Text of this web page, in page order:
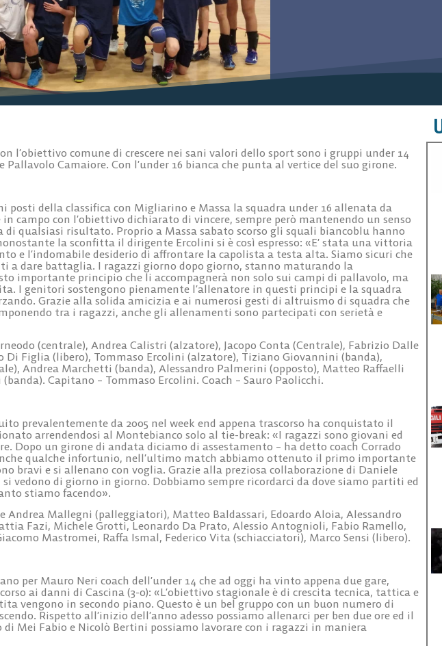
l’obiettivo comune di crescere nei sani valori dello sport sono i gruppi under 14
Pallavolo Camaiore. Con l’under 16 bianca che punta al vertice del suo girone.
della classifica con Migliarino e Massa la squadra under 16 allenata da
in campo con l’obiettivo dichiarato di vincere, sempre però mantenendo un senso
qualsiasi risultato. Proprio a Massa sabato scorso gli squali biancoblu hanno
la sconfitta il dirigente Ercolini si è così espresso: «E’ stata una vittoria
e l’indomabile desiderio di affrontare la capolista a testa alta. Siamo sicuri che
a dare battaglia. I ragazzi giorno dopo giorno, stanno maturando la
importante principio che li accompagnerà non solo sui campi di pallavolo, ma
I genitori sostengono pienamente l’allenatore in questi principi e la squadra
Grazie alla solida amicizia e ai numerosi gesti di altruismo di squadra che
tra i ragazzi, anche gli allenamenti sono partecipati con serietà e
(centrale), Andrea Calistri (alzatore), Jacopo Conta (Centrale), Fabrizio Dalle
Di Figlia (libero), Tommaso Ercolini (alzatore), Tiziano Giovannini (banda),
Andrea Marchetti (banda), Alessandro Palmerini (opposto), Matteo Raffaelli
Capitano – Tommaso Ercolini. Coach – Sauro Paolicchi.
prevalentemente da 2005 nel week end appena trascorso ha conquistato il
arrendendosi al Montebianco solo al tie-break: «I ragazzi sono giovani ed
Dopo un girone di andata diciamo di assestamento – ha detto coach Corrado
qualche infortunio, nell’ultimo match abbiamo ottenuto il primo importante
bravi e si allenano con voglia. Grazie alla preziosa collaborazione di Daniele
vedono di giorno in giorno. Dobbiamo sempre ricordarci da dove siamo partiti ed
stiamo facendo».
Andrea Mallegni (palleggiatori), Matteo Baldassari, Edoardo Aloia, Alessandro
Fazi, Michele Grotti, Leonardo Da Prato, Alessio Antognioli, Fabio Ramello,
Mastromei, Raffa Ismal, Federico Vita (schiacciatori), Marco Sensi (libero).
per Mauro Neri coach dell’under 14 che ad oggi ha vinto appena due gare,
ai danni di Cascina (3-0): «L’obiettivo stagionale è di crescita tecnica, tattica e
vengono in secondo piano. Questo è un bel gruppo con un buon numero di
Rispetto all’inizio dell’anno adesso possiamo allenarci per ben due ore ed il
Mei Fabio e Nicolò Bertini possiamo lavorare con i ragazzi in maniera